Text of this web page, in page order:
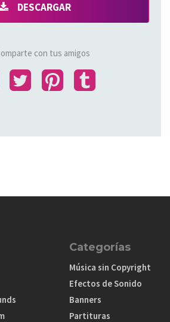
DESCARGAR
con tus amigos
Categorías
Música sin Copyright
Efectos de Sonido
Banners
Partituras